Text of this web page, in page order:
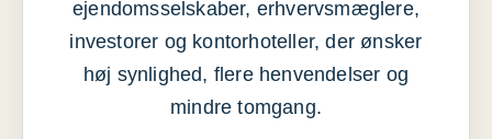
ejendomsselskaber, erhvervsmæglere,
investorer og kontorhoteller, der ønsker
høj synlighed, flere henvendelser og
mindre tomgang.